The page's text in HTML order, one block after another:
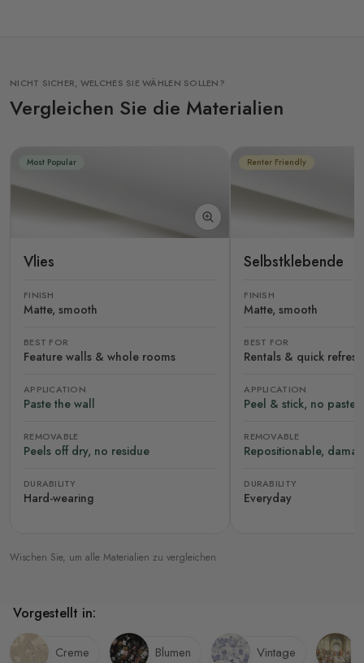
NICHT SICHER, WELCHES SIE WÄHLEN SOLLEN?
Vergleichen Sie die Materialien
Most Popular
Vlies
FINISH
Matte, smooth
BEST FOR
Feature walls & whole rooms
APPLICATION
Paste the wall
REMOVABLE
Peels off dry, no residue
DURABILITY
Hard-wearing
Renter Friendly
Selbstklebende
FINISH
Matte, smooth
BEST FOR
Rentals & quick
APPLICATION
Peel & stick, no paste
REMOVABLE
Repositionable,
DURABILITY
Everyday
Wischen Sie, um alle Materialien zu vergleichen
Vorgestellt in:
Creme Blumen Vintage